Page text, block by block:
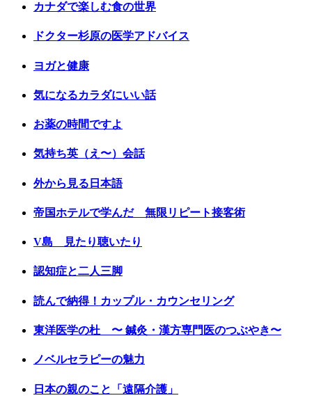
カナダで楽しむ食の世界
ドクター杉原の医学アドバイス
ヨガと健康
気になるカラダにいい話
お薬の時間ですよ
気持ち英（え〜）会話
外から見る日本語
帝国ホテルで学んだ 無限リピート接客術
V島 見たり聴いたり
認知症と二人三脚
読んで納得！カップル・カウンセリング
東洋医学の杜 〜 鍼灸・漢方専門医のつぶやき〜
ノベルセラピーの魅力
日本の親のこと「遠隔介護」